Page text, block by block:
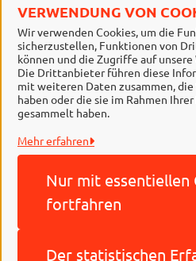
VERWENDUNG VON
Wir verwenden Cookies, um die
sicherzustellen, Funktionen von
können und die Zugriffe auf
Die Drittanbieter führen diese
mit weiteren Daten zusammen,
haben oder die sie im Rahmen
gesammelt haben.
Mehr erfahren
Nur mit essentiellen
fortfahren
Der statistischen
Behördennummer 115
Stadt
Alle Rechte vorbehalten